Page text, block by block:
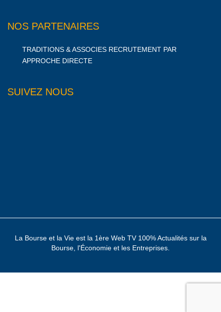
NOS PARTENAIRES
TRADITIONS & ASSOCIES RECRUTEMENT PAR
APPROCHE DIRECTE
SUIVEZ NOUS
La Bourse et la Vie est la 1ère Web TV 100% Actualités sur la
Bourse, l'Économie et les Entreprises.